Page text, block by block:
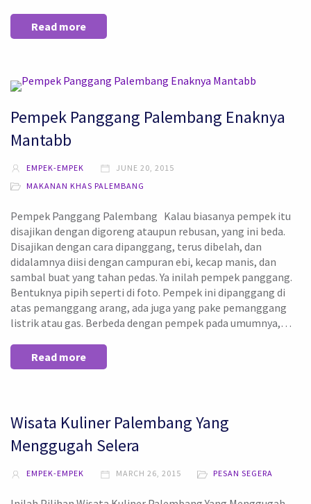
Read more
Pempek Panggang Palembang Enaknya
Mantabb
EMPEK-EMPEK
JUNE 20, 2015
MAKANAN KHAS PALEMBANG
Pempek Panggang Palembang Kalau biasanya pempek itu
disajikan dengan digoreng ataupun rebusan, yang ini beda.
Disajikan dengan cara dipanggang, terus dibelah, dan
didalamnya diisi dengan campuran ebi, kecap manis, dan
sambal buat yang tahan pedas. Ya inilah pempek panggang.
Bentuknya pipih seperti di foto. Pempek ini dipanggang di
atas pemanggang arang, ada juga yang pake pemanggang
listrik atau gas. Berbeda dengan pempek pada umumnya,…
Read more
Wisata Kuliner Palembang Yang
Menggugah Selera
EMPEK-EMPEK MARCH 26, 2015 PESAN SEGERA